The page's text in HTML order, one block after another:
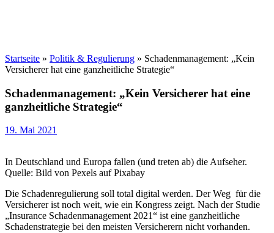
Startseite » Politik & Regulierung » Schadenmanagement: „Kein
Versicherer hat eine ganzheitliche Strategie“
Schadenmanagement: „Kein Versicherer hat eine
ganzheitliche Strategie“
19. Mai 2021
In Deutschland und Europa fallen (und treten ab) die Aufseher.
Quelle: Bild von Pexels auf Pixabay
Die Schadenregulierung soll total digital werden. Der Weg für die
Versicherer ist noch weit, wie ein Kongress zeigt. Nach der Studie
„Insurance Schadenmanagement 2021“ ist eine ganzheitliche
Schadenstrategie bei den meisten Versicherern nicht vorhanden.